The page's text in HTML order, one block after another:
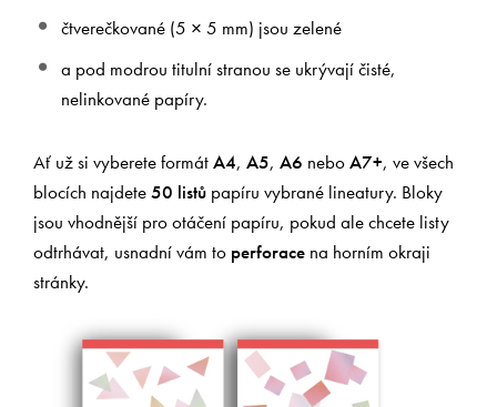
čtverečkované (5 × 5 mm) jsou zelené
a pod modrou titulní stranou se ukrývají čisté,
nelinkované papíry.
Ať už si vyberete formátA4, A5, A6 neboA7+, ve všech
blocích najdete50 listů papíru vybrané lineatury. Bloky
jsou vhodnější pro otáčení papíru, pokud ale chcete listy
odtrhávat, usnadní vám to perforace na horním okraji
stránky.